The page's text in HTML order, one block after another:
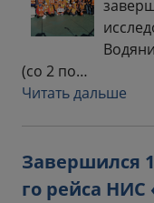
(со 2 по…
Читать дальше
Завершился
го рейса